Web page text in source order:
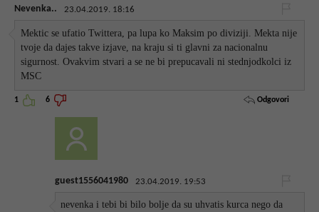
Nevenka.. 23.04.2019. 18:16
Mektic se ufatio Twittera, pa lupa ko Maksim po diviziji. Mekta nije
tvoje da dajes takve izjave, na kraju si ti glavni za nacionalnu
sigurnost. Ovakvim stvari a se ne bi prepucavali ni stednjodkolci iz
MSC
1 6 Odgovori
guest1556041980 23.04.2019. 19:53
nevenka i tebi bi bilo bolje da su uhvatis kurca nego da